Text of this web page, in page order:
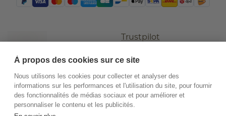
Trustpilot
À propos des cookies sur ce site
Nous utilisons les cookies pour collecter et analyser des
informations sur les performances et l'utilisation du site, pour fournir
des fonctionnalités de médias sociaux et pour améliorer et
personnaliser le contenu et les publicités.